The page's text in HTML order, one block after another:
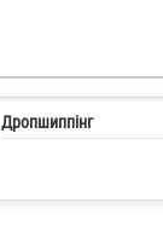
Дропшиппінг